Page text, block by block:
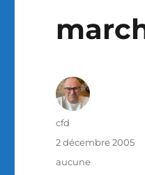
Auteur
cfd
Publié
2 décembre 2005
Catégories
aucune